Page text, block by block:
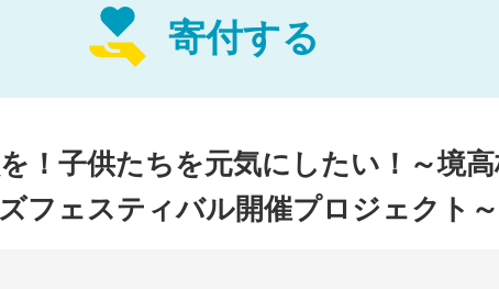
寄付する
！子供たちを元気にしたい！～境
フェスティバル開催プロジェクト